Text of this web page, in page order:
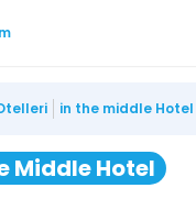
in the middle Hotel
Middle Hotel